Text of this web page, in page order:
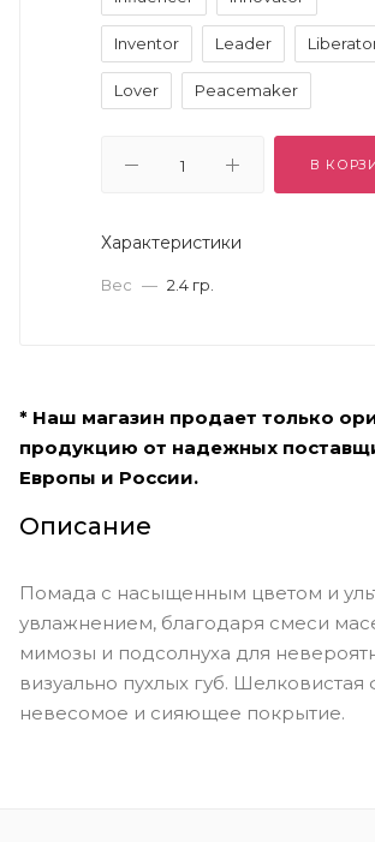
Inventor Leader
Lover Peacemaker
Seeker
В
Характеристики
Вес — 2.4 гр.
* Наш магазин продает только
продукцию от надежных
Европы и России.
Описание
Помада с насыщенным цветом и
увлажнением, благодаря смеси
мимозы и подсолнуха для
визуально пухлых губ.
невесомое и сияющее покрытие.